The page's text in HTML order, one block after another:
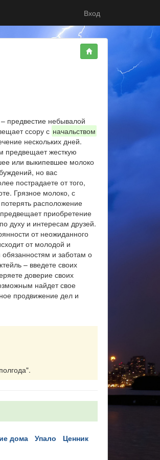
Вход
предвестие небывалой
ссору с начальством
нескольких дней.
предвещает жесткую
или выкипевшее молоко
но вас
пострадаете от того,
Грязное молоко, с
расположение
приобретение
духу и интересам друзей.
от неожиданного
от молодой и
и заботам о
– введете своих
доверие своих
найдет свое
продвижение дел и
дома упало ценник